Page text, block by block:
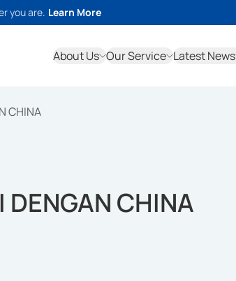
you are. Learn More
About Us Our Service Latest News
CHINA
DENGAN CHINA